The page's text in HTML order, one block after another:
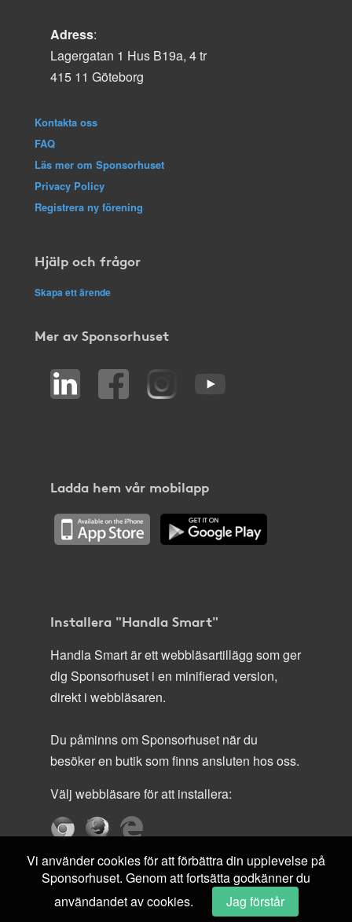
Adress:
Lagergatan 1 Hus B19a, 4 tr
415 11 Göteborg
Kontakta oss
FAQ
Läs mer om Sponsorhuset
Privacy Policy
Registrera ny förening
Hjälp och frågor
Skapa ett ärende
Mer av Sponsorhuset
Ladda hem vår mobilapp
Installera "Handla Smart"
Handla Smart är ett webbläsartillägg som ger
dig Sponsorhuset i en minifierad version,
direkt i webbläsaren.
Du påminns om Sponsorhuset när du
besöker en butik som finns ansluten hos oss.
Välj webbläsare för att installera:
Vi använder cookies för att förbättra din upplevelse på
Sponsorhuset. Genom att fortsätta godkänner du
användandet av cookies.
Jag förstår